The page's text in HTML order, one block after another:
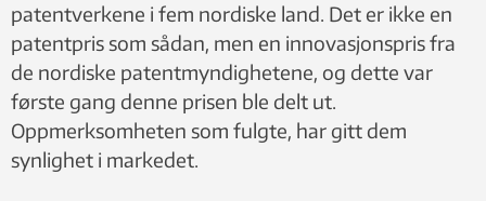
patentverkene i fem nordiske land. Det er ikke en
patentpris som sådan, men en innovasjonspris fra
de nordiske patentmyndighetene, og dette var
første gang denne prisen ble delt ut.
Oppmerksomheten som fulgte, har gitt dem
synlighet i markedet.